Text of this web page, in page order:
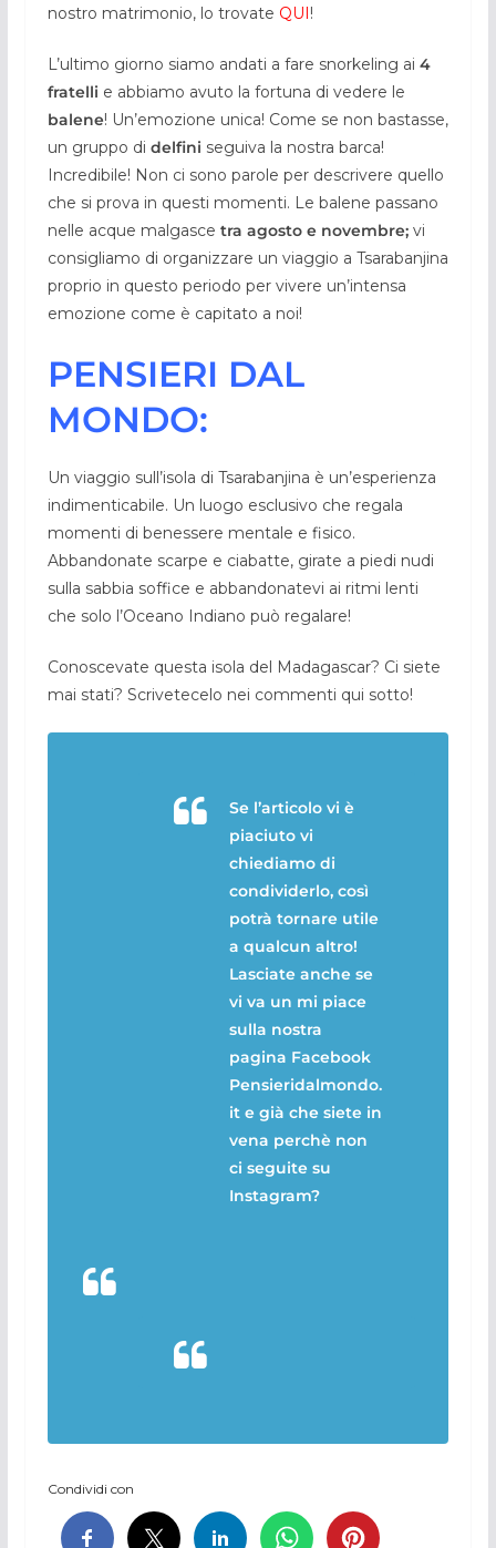
nostro matrimonio, lo trovate QUI!
L’ultimo giorno siamo andati a fare snorkeling ai 4
fratelli e abbiamo avuto la fortuna di vedere le
balene! Un’emozione unica! Come se non bastasse,
un gruppo di delfini seguiva la nostra barca!
Incredibile! Non ci sono parole per descrivere quello
che si prova in questi momenti. Le balene passano
nelle acque malgasce tra agosto e novembre;vi
consigliamo di organizzare un viaggio a Tsarabanjina
proprio in questo periodo per vivere un’intensa
emozione come è capitato a noi!
PENSIERI DAL
MONDO:
Un viaggio sull’isola di Tsarabanjina è un’esperienza
indimenticabile. Un luogo esclusivo che regala
momenti di benessere mentale e fisico.
Abbandonate scarpe e ciabatte, girate a piedi nudi
sulla sabbia soffice e abbandonatevi ai ritmi lenti
che solo l’Oceano Indiano può regalare!
Conoscevate questa isola del Madagascar? Ci siete
mai stati? Scrivetecelo nei commenti qui sotto!
Se l’articolo vi è
piaciuto vi
chiediamo di
condividerlo, così
potrà tornare utile
a qualcun altro!
Lasciate anche se
vi va un mi piace
sulla nostra
pagina Facebook
Pensieridalmondo.
it e già che siete in
vena perchè non
ci seguite su
Instagram?
Condividi con